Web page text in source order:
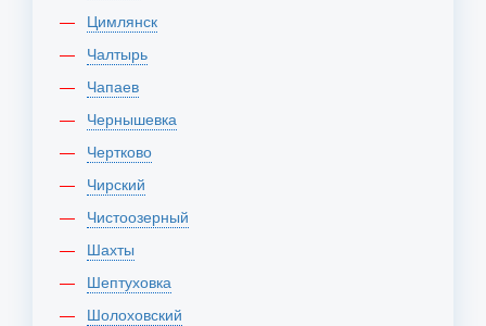
Цимлянск
Чалтырь
Чапаев
Чернышевка
Чертково
Чирский
Чистоозерный
Шахты
Шептуховка
Шолоховский